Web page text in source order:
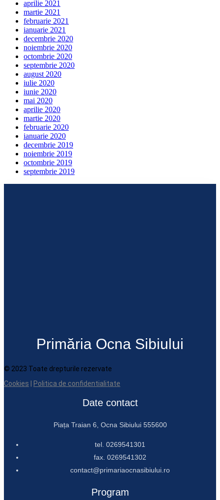
aprilie 2021
martie 2021
februarie 2021
ianuarie 2021
decembrie 2020
noiembrie 2020
octombrie 2020
septembrie 2020
august 2020
iulie 2020
iunie 2020
mai 2020
aprilie 2020
martie 2020
februarie 2020
ianuarie 2020
decembrie 2019
noiembrie 2019
octombrie 2019
septembrie 2019
Primăria Ocna Sibiului
© 2023 Toate drepturile rezervate
Cookies
Politica de confidentialitate
Date contact
Piața Traian 6, Ocna Sibiului 555600
tel. 0269541301
fax. 0269541302
contact@primariaocnasibiului.ro
Program